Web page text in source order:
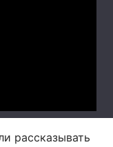
рассказывать